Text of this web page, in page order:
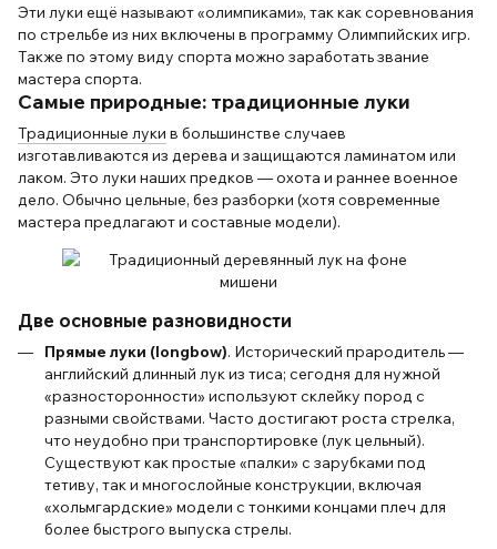
Эти луки ещё называют «олимпиками», так как соревнования
по стрельбе из них включены в программу Олимпийских игр.
Также по этому виду спорта можно заработать звание
мастера спорта.
Самые природные: традиционные луки
Традиционные луки в большинстве случаев
изготавливаются из дерева и защищаются ламинатом или
лаком. Это луки наших предков — охота и раннее военное
дело. Обычно цельные, без разборки (хотя современные
мастера предлагают и составные модели).
Две основные разновидности
Прямые луки (longbow). Исторический прародитель —
английский длинный лук из тиса; сегодня для нужной
«разносторонности» используют склейку пород с
разными свойствами. Часто достигают роста стрелка,
что неудобно при транспортировке (лук цельный).
Существуют как простые «палки» с зарубками под
тетиву, так и многослойные конструкции, включая
«хольмгардские» модели с тонкими концами плеч для
более быстрого выпуска стрелы.